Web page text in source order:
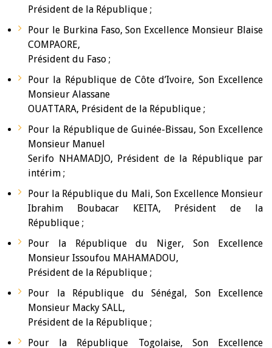
Président de la République ;
Pour le Burkina Faso, Son Excellence Monsieur Blaise
COMPAORE,
Président du Faso ;
Pour la République de Côte d’Ivoire, Son Excellence
Monsieur Alassane
OUATTARA, Président de la République ;
Pour la République de Guinée-Bissau, Son Excellence
Monsieur Manuel
Serifo NHAMADJO, Président de la République par
intérim ;
Pour la République du Mali, Son Excellence Monsieur
Ibrahim Boubacar KEITA, Président de la
République ;
Pour la République du Niger, Son Excellence
Monsieur Issoufou MAHAMADOU,
Président de la République ;
Pour la République du Sénégal, Son Excellence
Monsieur Macky SALL,
Président de la République ;
Pour la République Togolaise, Son Excellence